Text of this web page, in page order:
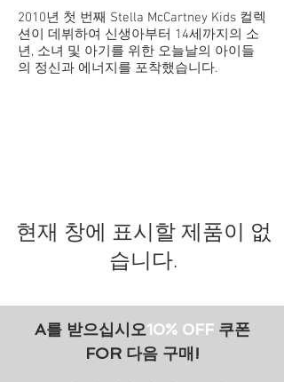
2010년 첫 번째 Stella McCartney Kids 컬렉
션이 데뷔하여 신생아부터 14세까지의 소
년, 소녀 및 아기를 위한 오늘날의 아이들
의 정신과 에너지를 포착했습니다.
현재 창에 표시할 제품이 없
습니다.
A를 받으십시오10% 0FF 쿠폰
FOR 다음 구매!